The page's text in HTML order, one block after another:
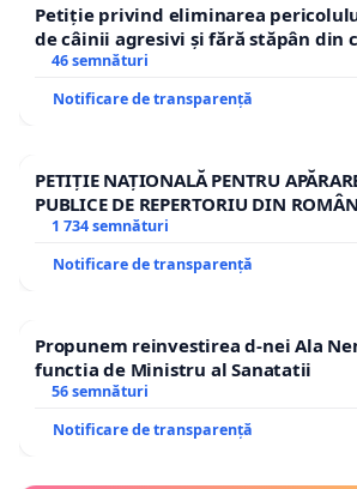
Petiție privind eliminarea
de câinii agresivi și fără stăpân din
46 semnături
Notificare de transparență
PETIȚIE NAȚIONALĂ PENTRU
PUBLICE DE REPERTORIU DIN
1 734 semnături
Notificare de transparență
Propunem reinvestirea d-nei Ala
functia de Ministru al Sanatatii
56 semnături
Notificare de transparență